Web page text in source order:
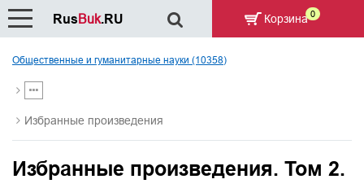
Общественные и гуманитарные науки (10358)
Избранные произведения
Избранные произведения. Том 2.
RusBuk.RU Корзина 0